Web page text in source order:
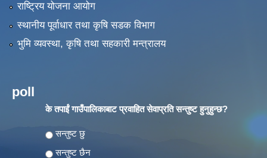
राष्ट्रिय योजना आयोग
स्थानीय पूर्वाधार तथा कृषि सडक विभाग
भुमि व्यवस्था, कृषि तथा सहकारी मन्त्रालय
poll
के तपाईं गाउँपालिकाबाट प्रवाहित सेवाप्रति सन्तुष्ट हुनुहुन्छ?
Choices
सन्तुष्ट छु
सन्तुष्ट छैन